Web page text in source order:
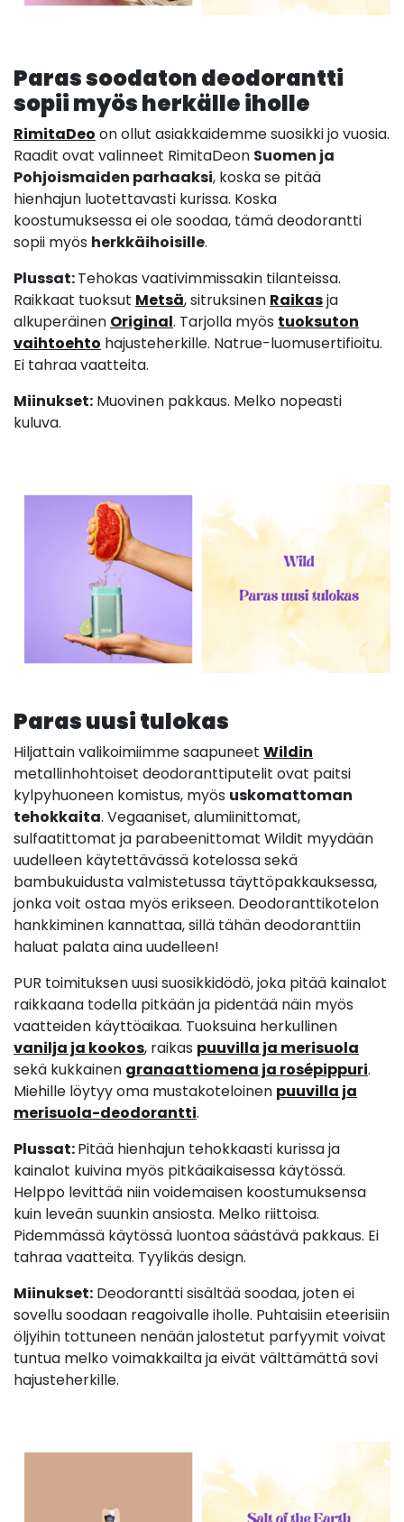
Paras soodaton deodorantti
sopii myös herkälle iholle
RimitaDeo on ollut asiakkaidemme suosikki jo vuosia.
Raadit ovat valinneet RimitaDeon Suomen ja
Pohjoismaiden parhaaksi, koska se pitää
hienhajun luotettavasti kurissa. Koska
koostumuksessa ei ole soodaa, tämä deodorantti
sopii myös herkkäihoisille.
Plussat:Tehokas vaativimmissakin tilanteissa.
Raikkaat tuoksut Metsä, sitruksinen Raikasja
alkuperäinen Original. Tarjolla myös tuoksuton
vaihtoehto hajusteherkille. Natrue-luomusertifioitu.
Ei tahraa vaatteita.
Miinukset: Muovinen pakkaus. Melko nopeasti
kuluva.
Paras uusi tulokas
Hiljattain valikoimiimme saapuneet Wildin
metallinhohtoiset deodoranttiputelit ovat paitsi
kylpyhuoneen komistus, myös uskomattoman
tehokkaita. Vegaaniset, alumiinittomat,
sulfaatittomat ja parabeenittomat Wildit myydään
uudelleen käytettävässä kotelossa sekä
bambukuidusta valmistetussa täyttöpakkauksessa,
jonka voit ostaa myös erikseen. Deodoranttikotelon
hankkiminen kannattaa, sillä tähän deodoranttiin
haluat palata aina uudelleen!
PUR toimituksen uusi suosikkidödö, joka pitää kainalot
raikkaana todella pitkään ja pidentää näin myös
vaatteiden käyttöaikaa. Tuoksuina herkullinen
vanilja ja kookos, raikas puuvilla ja merisuola
sekä kukkainen granaattiomena ja rosépippuri.
Miehille löytyy oma mustakoteloinen puuvilla ja
merisuola-deodorantti.
Plussat:Pitää hienhajun tehokkaasti kurissa ja
kainalot kuivina myös pitkäaikaisessa käytössä.
Helppo levittää niin voidemaisen koostumuksensa
kuin leveän suunkin ansiosta. Melko riittoisa.
Pidemmässä käytössä luontoa säästävä pakkaus. Ei
tahraa vaatteita. Tyylikäs design.
Miinukset: Deodorantti sisältää soodaa, joten ei
sovellu soodaan reagoivalle iholle. Puhtaisiin eteerisiin
öljyihin tottuneen nenään jalostetut parfyymit voivat
tuntua melko voimakkailta ja eivät välttämättä sovi
hajusteherkille.